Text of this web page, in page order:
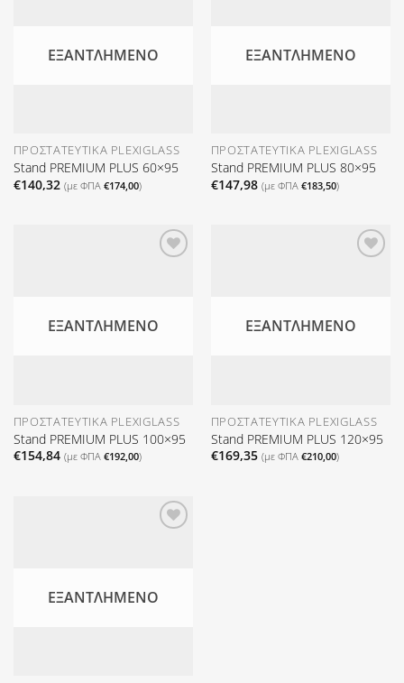
ΕΞΑΝΤΛΗΜΈΝΟ
ΠΡΟΣΤΑΤΕΥΤΙΚΆ PLEXIGLASS
Stand PREMIUM PLUS 60×95
€140,32 (με ΦΠΑ €174,00)
ΕΞΑΝΤΛΗΜΈΝΟ
ΠΡΟΣΤΑΤΕΥΤΙΚΆ PLEXIGLASS
Stand PREMIUM PLUS 80×95
€147,98 (με ΦΠΑ €183,50)
ΕΞΑΝΤΛΗΜΈΝΟ
ΠΡΟΣΤΑΤΕΥΤΙΚΆ PLEXIGLASS
Stand PREMIUM PLUS 100×95
€154,84 (με ΦΠΑ €192,00)
ΕΞΑΝΤΛΗΜΈΝΟ
ΠΡΟΣΤΑΤΕΥΤΙΚΆ PLEXIGLASS
Stand PREMIUM PLUS 120×95
€169,35 (με ΦΠΑ €210,00)
ΕΞΑΝΤΛΗΜΈΝΟ